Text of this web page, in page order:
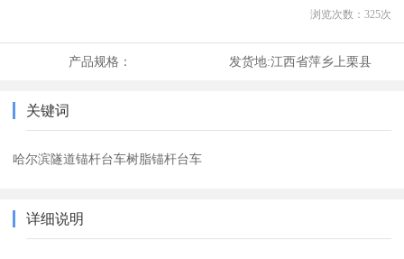
浏览次数： 325次
产品规格： 发货地:江西省萍乡上栗县
关键词
哈尔滨隧道锚杆台车树脂锚杆台车
详细说明